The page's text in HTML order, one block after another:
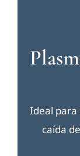
Ideal
caída